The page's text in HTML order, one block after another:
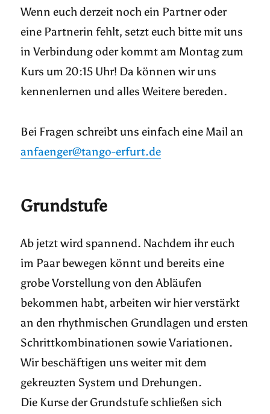
Wenn euch derzeit noch ein Partner oder
eine Partnerin fehlt, setzt euch bitte mit uns
in Verbindung oder kommt am Montag zum
Kurs um 20:15 Uhr! Da können wir uns
kennenlernen und alles Weitere bereden.
Bei Fragen schreibt uns einfach eine Mail an
anfaenger@tango-erfurt.de
Grundstufe
Ab jetzt wird spannend. Nachdem ihr euch
im Paar bewegen könnt und bereits eine
grobe Vorstellung von den Abläufen
bekommen habt, arbeiten wir hier verstärkt
an den rhythmischen Grundlagen und ersten
Schrittkombinationen sowie Variationen.
Wir beschäftigen uns weiter mit dem
gekreuzten System und Drehungen.
Die Kurse der Grundstufe schließen sich